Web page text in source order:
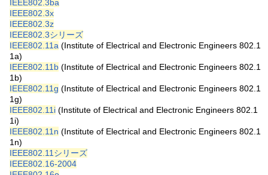
IEEE802.3ba
IEEE802.3x
IEEE802.3z
IEEE802.3シリーズ
IEEE802.11a (Institute of Electrical and Electronic Engineers 802.1
1a)
IEEE802.11b (Institute of Electrical and Electronic Engineers 802.1
1b)
IEEE802.11g (Institute of Electrical and Electronic Engineers 802.1
1g)
IEEE802.11i (Institute of Electrical and Electronic Engineers 802.1
1i)
IEEE802.11n (Institute of Electrical and Electronic Engineers 802.1
1n)
IEEE802.11シリーズ
IEEE802.16-2004